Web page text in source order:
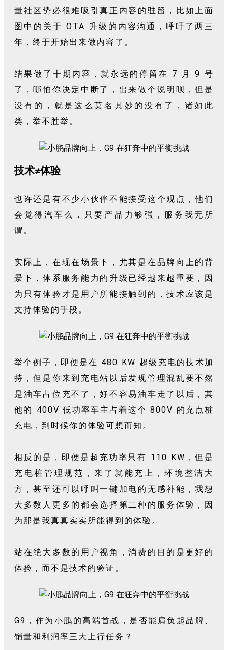
量社区势必很难吸引真正内容的驻留，比如上面
图中的关于 OTA 升级的内容沟通，呼吁了两三
年，终于开始出来做内容了。
结果做了十期内容，就永远的停留在 7 月 9 号
了，哪怕你决定中断了，出来做个说明呗，但是
没有的，就是这么莫名其妙的没有了，诸如此
类，举不胜举。
技术≠体验
也许还是有不少小伙伴不能接受这个观点，他们
会觉得汽车么，只要产品力够强，服务我无所
谓。
实际上，在现在场景下，尤其是在品牌向上的背
景下，体系服务能力的升级已经越来越重要，因
为只有体验才是用户所能接触到的，技术应该是
支持体验的手段。
举个例子，即便是在 480 KW 超级充电的技术加
持，但是你来到充电站以后发现管理混乱要不然
是油车占位充不了，好不容易油车走了以后，其
他的 400V 低功率车主占着这个 800V 的充点桩
充电，到时候你的体验可想而知。
相反的是，即便是超充功率只有 110 KW，但是
充电桩管理规范，来了就能充上，环境整洁大
方，甚至还可以呼叫一键加电的无感补能，我想
大多数人更多的都会选择第二种的服务体验，因
为那是我真真实实所能得到的体验。
站在绝大多数的用户视角，消费的目的是更好的
体验，而不是技术的验证。
G9，作为小鹏的高端首战，是否能肩负起品牌、
销量和利润率三大上行任务？